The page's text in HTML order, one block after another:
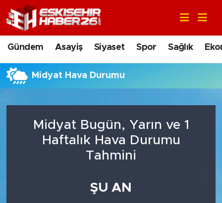
Gündem Asayiş Siyaset Spor Sağlık
Midyat Hava Durumu
Midyat Bugün, Yarın ve 1
Haftalık Hava Durumu
Tahmini
ŞU AN
Gündem
Asayiş
Siyaset
Sağlık
Nöbetçi Eczaneler
Hava Durumu
Trafik Durumu
Tüm Manşetler